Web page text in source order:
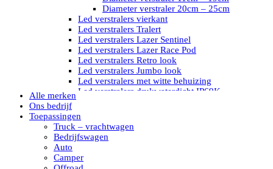
Diameter verstraler 20cm – 25cm
Led verstralers vierkant
Led verstralers Tralert
Led verstralers Lazer Sentinel
Led verstralers Lazer Race Pod
Led verstralers Retro look
Led verstralers Jumbo look
Led verstralers met witte behuizing
Led verstralers drukwaterdicht IP69K
LED WERKLAMPEN
Model werklamp
Led werklamp vierkant
Alle merken
Ons bedrijf
Toepassingen
Truck – vrachtwagen
Bedrijfswagen
Auto
Camper